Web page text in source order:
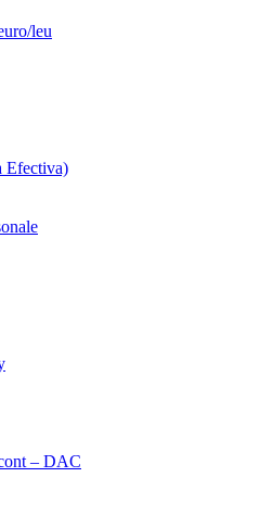
leu
Efectiva)
– DAC